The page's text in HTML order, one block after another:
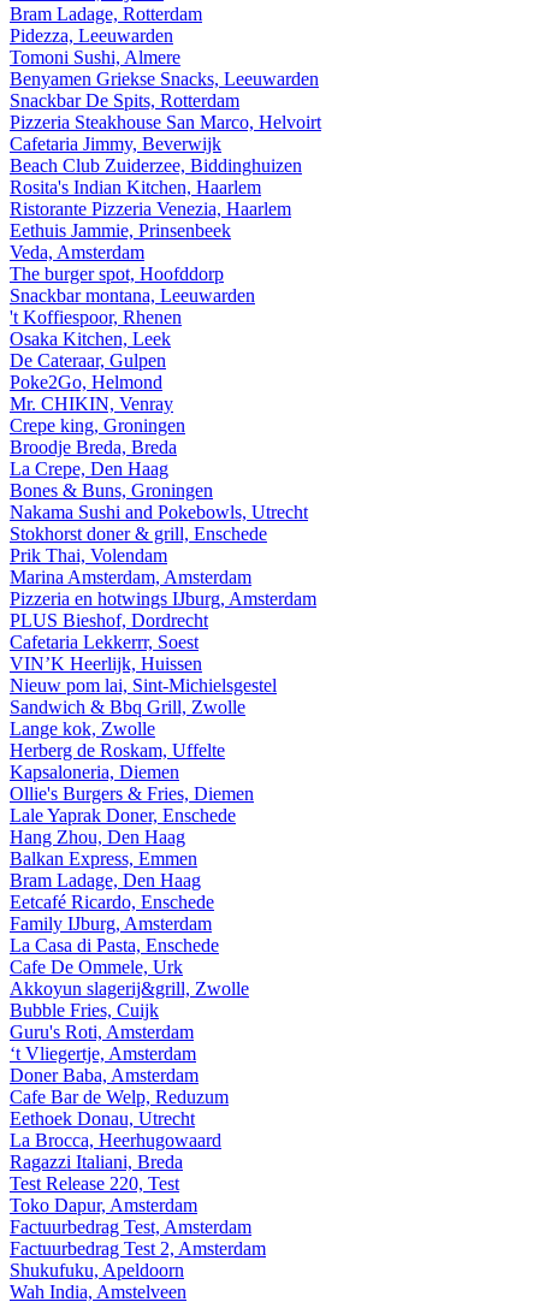
Bram Ladage, Rotterdam
Pidezza, Leeuwarden
Tomoni Sushi, Almere
Benyamen Griekse Snacks, Leeuwarden
Snackbar De Spits, Rotterdam
Pizzeria Steakhouse San Marco, Helvoirt
Cafetaria Jimmy, Beverwijk
Beach Club Zuiderzee, Biddinghuizen
Rosita's Indian Kitchen, Haarlem
Ristorante Pizzeria Venezia, Haarlem
Eethuis Jammie, Prinsenbeek
Veda, Amsterdam
The burger spot, Hoofddorp
Snackbar montana, Leeuwarden
't Koffiespoor, Rhenen
Osaka Kitchen, Leek
De Cateraar, Gulpen
Poke2Go, Helmond
Mr. CHIKIN, Venray
Crepe king, Groningen
Broodje Breda, Breda
La Crepe, Den Haag
Bones & Buns, Groningen
Nakama Sushi and Pokebowls, Utrecht
Stokhorst doner & grill, Enschede
Prik Thai, Volendam
Marina Amsterdam, Amsterdam
Pizzeria en hotwings IJburg, Amsterdam
PLUS Bieshof, Dordrecht
Cafetaria Lekkerrr, Soest
VIN’K Heerlijk, Huissen
Nieuw pom lai, Sint-Michielsgestel
Sandwich & Bbq Grill, Zwolle
Lange kok, Zwolle
Herberg de Roskam, Uffelte
Kapsaloneria, Diemen
Ollie's Burgers & Fries, Diemen
Lale Yaprak Doner, Enschede
Hang Zhou, Den Haag
Balkan Express, Emmen
Bram Ladage, Den Haag
Eetcafé Ricardo, Enschede
Family IJburg, Amsterdam
La Casa di Pasta, Enschede
Cafe De Ommele, Urk
Akkoyun slagerij&grill, Zwolle
Bubble Fries, Cuijk
Guru's Roti, Amsterdam
‘t Vliegertje, Amsterdam
Doner Baba, Amsterdam
Cafe Bar de Welp, Reduzum
Eethoek Donau, Utrecht
La Brocca, Heerhugowaard
Ragazzi Italiani, Breda
Test Release 220, Test
Toko Dapur, Amsterdam
Factuurbedrag Test, Amsterdam
Factuurbedrag Test 2, Amsterdam
Shukufuku, Apeldoorn
Wah India, Amstelveen